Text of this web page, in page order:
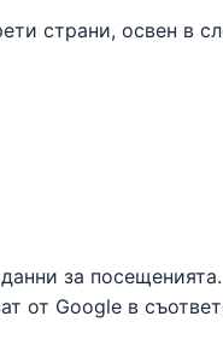
страни, освен в
за
от Google в